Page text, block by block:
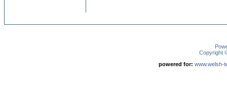
Copyright
powered for: www.welsh-